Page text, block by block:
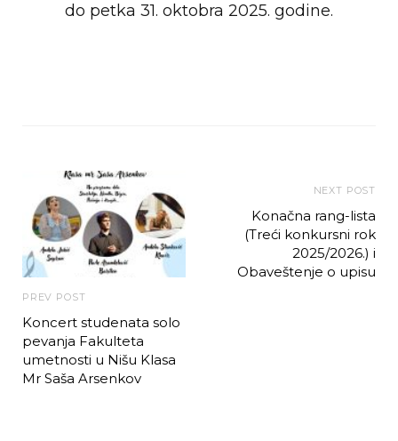
do petka 31. oktobra 2025. godine.
PREV POST
Koncert studenata solo
pevanja Fakulteta
umetnosti u Nišu Klasa
Mr Saša Arsenkov
NEXT POST
Konačna rang-lista
(Treći konkursni rok
2025/2026.) i
Obaveštenje o upisu